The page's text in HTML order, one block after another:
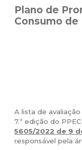
Plano de
Consumo de
A lista de
7.ª edição do
5605/2022 de 9
responsável pela